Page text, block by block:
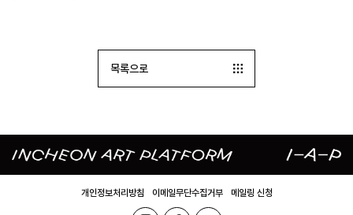
목록으로
개인정보처리방침 이메일무단수집거부 메일링 신청